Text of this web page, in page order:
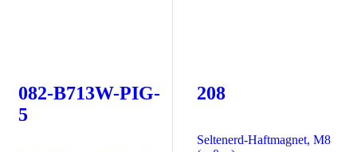
082-B713W-PIG-
5
208
Seltenerd-Haftmagnet, M8